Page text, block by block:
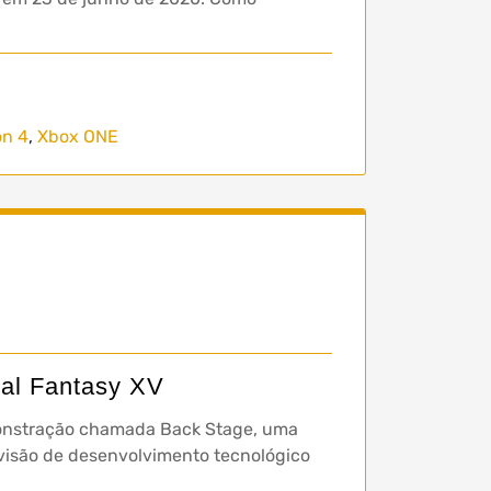
4, Xbox ONE
Fantasy XV
chamada Back Stage, uma
de desenvolvimento tecnológico